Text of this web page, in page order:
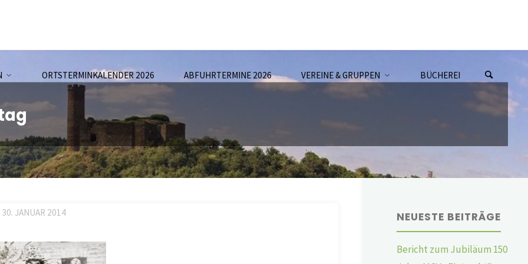
ORTSTERMINKALENDER 2026 ABFUHRTERMINE 2026 VEREINE & GRUPPEN BÜCHEREI
30. JANUAR 2014 NEUESTE BEITRÄGE
Bericht zum Jubiläum 150